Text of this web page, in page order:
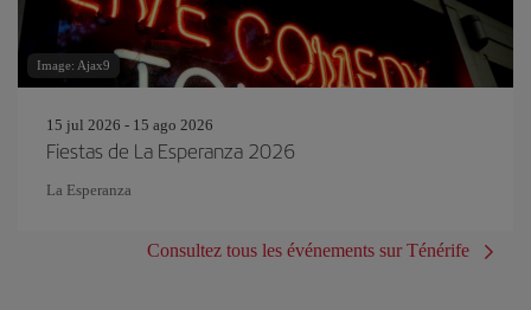
Image: Ajax9
15 jul 2026 - 15 ago 2026
Fiestas de La Esperanza 2026
La Esperanza
Consultez tous les événements sur Ténérife